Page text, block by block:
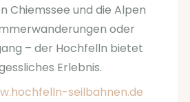
Chiemssee und die Alpen
oder
– der Hochfelln bietet
Erlebnis.
seilbahnen.de